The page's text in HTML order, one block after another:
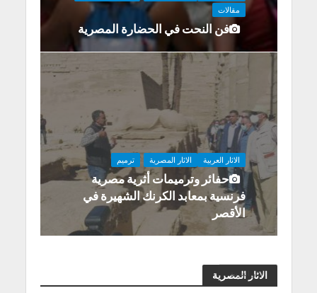
مقالات
فن النحت في الحضارة المصرية
الاثار العربية الاثار المصرية ترميم
حفائر وترميمات أثرية مصرية
فرنسية بمعابد الكرنك الشهيرة في
الأقصر
الاثار المصرية
الاثار العربية